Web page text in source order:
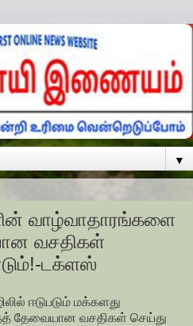
▼
வாழ்வாதாரங்களை
வசதிகள்
டக்ளஸ்
ஈடுபடும் மக்களது
தேவையான வசதிகள் செய்து